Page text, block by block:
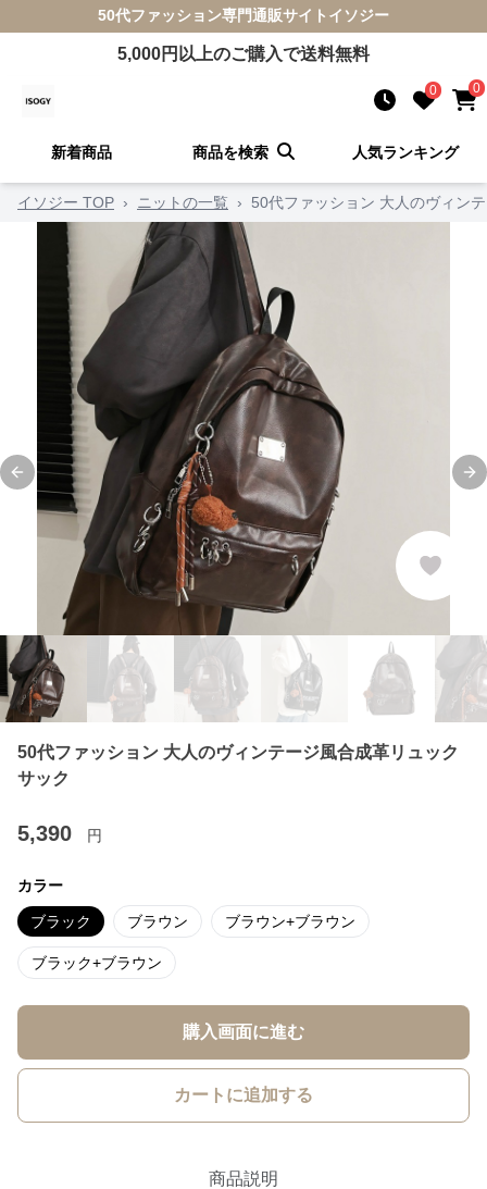
50代ファッション専門通販サイト イソジー
5,000円以上のご購入で送料無料
0 0
新着商品 商品を検索 人気ランキング
イソジー TOP › ニットの一覧 › 50代ファッション 大人のヴィン
Previous slide
50代ファッション 大人のヴィンテージ風合成革リュック
サック
5,390 円
カラー
ブラック ブラウン ブラウン+ブラウン
ブラック+ブラウン
購入画面に進む
カートに追加する
商品説明